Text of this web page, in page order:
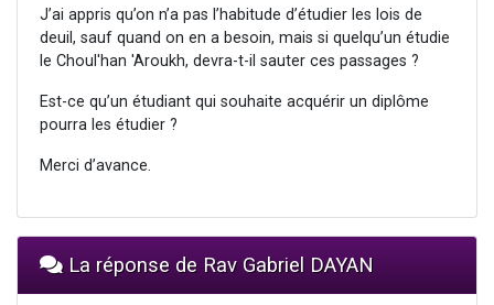
J’ai appris qu’on n’a pas l’habitude d’étudier les lois de
deuil, sauf quand on en a besoin, mais si quelqu’un étudie
le Choul'han 'Aroukh, devra-t-il sauter ces passages ?
Est-ce qu’un étudiant qui souhaite acquérir un diplôme
pourra les étudier ?
Merci d’avance.
La réponse de Rav Gabriel DAYAN